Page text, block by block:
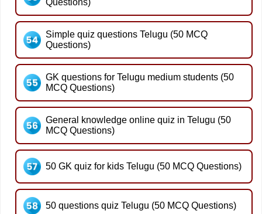
Simple quiz questions Telugu (50 MCQ
Questions)
GK questions for Telugu medium students (50
MCQ Questions)
General knowledge online quiz in Telugu (50
MCQ Questions)
50 GK quiz for kids Telugu (50 MCQ Questions)
50 questions quiz Telugu (50 MCQ Questions)